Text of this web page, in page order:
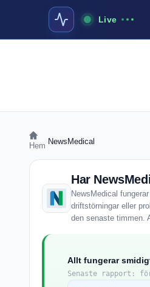
Live
Hem NewsMedical
Har
NewsMedical
driftstörningar eller
den senaste timmen.
Allt fungerar
Senaste rapport: